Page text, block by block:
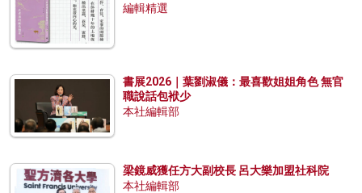
編輯精選
書展2026｜葉劉淑儀：最喜歡姐姐角色 無官
職說話包袱少
本社編輯部
梁鏡威獲任方大副校長 呂大樂加盟社科院
本社編輯部